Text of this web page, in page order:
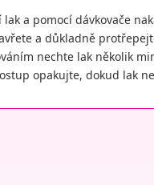
a pomocí dávkovače
a důkladně
nechte lak několik
opakujte, dokud lak